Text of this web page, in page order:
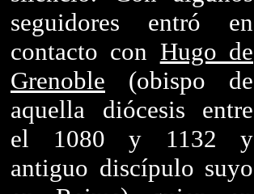
seguidores entró en
contacto con Hugo de
Grenoble (obispo de
aquella diócesis entre
el 1080 y 1132 y
antiguo discípulo suyo